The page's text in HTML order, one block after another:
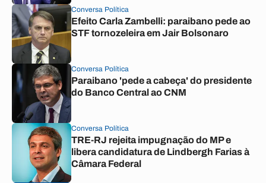
Conversa Política
Efeito Carla Zambelli: paraibano pede ao
STF tornozeleira em Jair Bolsonaro
Conversa Política
Paraibano 'pede a cabeça' do presidente
do Banco Central ao CNM
Conversa Política
TRE-RJ rejeita impugnação do MP e
libera candidatura de Lindbergh Farias à
Câmara Federal